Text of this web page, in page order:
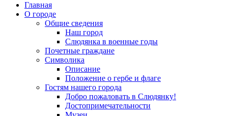
Главная
О городе
Общие сведения
Наш город
Слюдянка в военные годы
Почетные граждане
Символика
Описание
Положение о гербе и флаге
Гостям нашего города
Добро пожаловать в Слюдянку!
Достопримечательности